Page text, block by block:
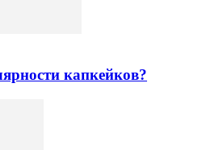
капкейков?